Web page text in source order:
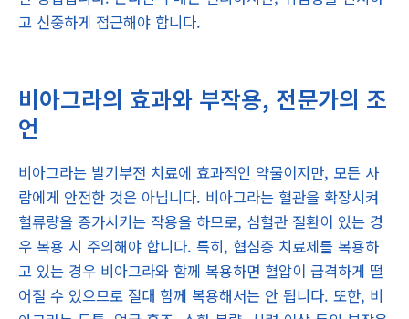
고 신중하게 접근해야 합니다.
비아그라의 효과와 부작용, 전문가의 조
언
비아그라는 발기부전 치료에 효과적인 약물이지만, 모든 사
람에게 안전한 것은 아닙니다. 비아그라는 혈관을 확장시켜
혈류량을 증가시키는 작용을 하므로, 심혈관 질환이 있는 경
우 복용 시 주의해야 합니다. 특히, 협심증 치료제를 복용하
고 있는 경우 비아그라와 함께 복용하면 혈압이 급격하게 떨
어질 수 있으므로 절대 함께 복용해서는 안 됩니다. 또한, 비